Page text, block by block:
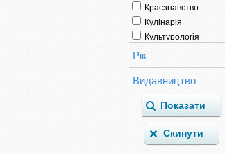
Краєзнавство
Кулінарія
Культурологія
Літературознавство
Ландшафтний
Міфи і Легенди
Магія
Маркетинг. Реклама
та PR
Рік
Видавництво